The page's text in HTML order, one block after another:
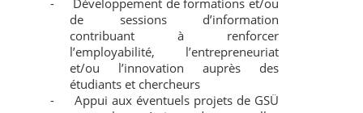
-
Développement de formations et/ou
de sessions d’information
contribuant à renforcer
l’employabilité, l’entrepreneuriat
et/ou l’innovation auprès des
étudiants et chercheurs
-
Appui aux éventuels projets de GSÜ